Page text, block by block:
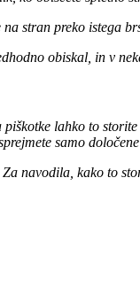
stran preko
obiskal, in v
lahko to
samo
navodila, kako to